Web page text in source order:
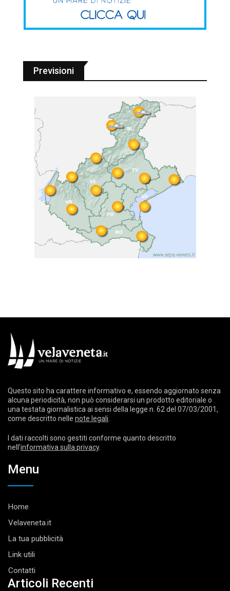
Previsioni
Questo sito ha carattere informativo e, essendo aggiornato senza
alcuna periodicità, non può considerarsi un prodotto editoriale o
una testata giornalistica ai sensi della legge n. 62 del 07/03/2001,
come descritto nelle note legali
I dati raccolti sono gestiti conforme quanto descritto
nell’informativa sulla privacy.
Menu
Home
Velaveneta.it
La tua pubblicità
Link utili
Contatti
Articoli Recenti